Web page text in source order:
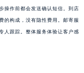
操作前都会发送确认短信。到店
的构成，没有隐性费用。邮寄服
人跟踪。整体服务体验让客户感